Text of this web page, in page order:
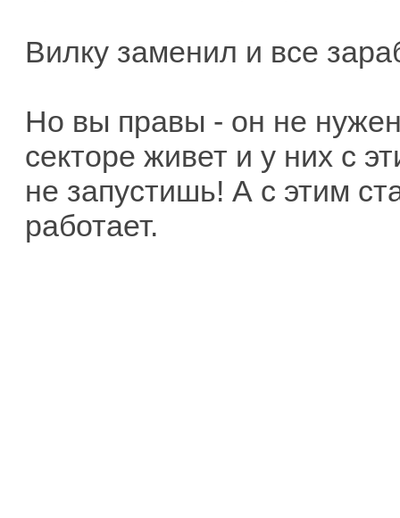
Вилку заменил и все
Но вы правы - он не
секторе живет и у них с
не запустишь! А с этим
работает.